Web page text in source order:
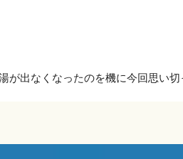
出なくなったのを機に今回思い